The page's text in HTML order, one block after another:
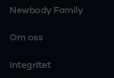
Newbody Family
Om oss
Integritet